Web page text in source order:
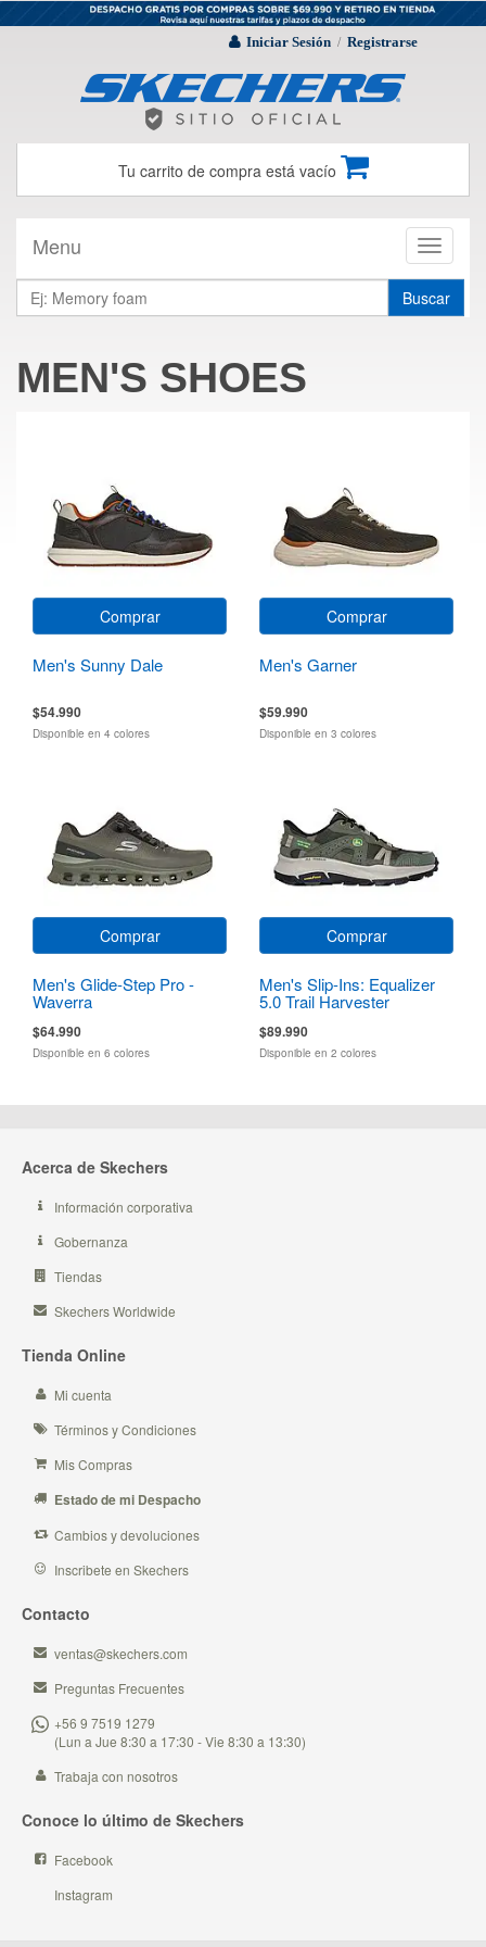
Iniciar Sesión / Registrarse
Tu carrito de compra está vacío
Toggle
Menu
Buscar
MEN'S SHOES
Comprar
Men's Sunny Dale
$54.990
Disponible en 4 colores
Comprar
Men's Garner
$59.990
Disponible en 3 colores
Comprar
Men's Glide-Step Pro -
Waverra
$64.990
Disponible en 6 colores
Comprar
Men's Slip-Ins: Equalizer
5.0 Trail Harvester
$89.990
Disponible en 2 colores
Acerca de Skechers
Información corporativa
Gobernanza
Tiendas
Skechers Worldwide
Tienda Online
Mi cuenta
Términos y Condiciones
Mis Compras
Estado de mi Despacho
Cambios y devoluciones
Inscribete en Skechers
Contacto
ventas@skechers.com
Preguntas Frecuentes
+56 9 7519 1279
(Lun a Jue 8:30 a 17:30 - Vie 8:30 a 13:30)
Trabaja con nosotros
Conoce lo último de Skechers
Facebook
Instagram